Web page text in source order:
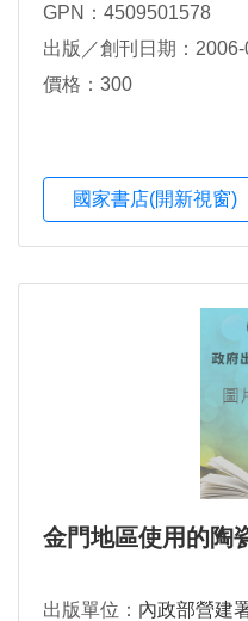
GPN：4509501578
出版／創刊日期：2006-
價格：300
國家書店(開新視窗)
金門地區使用的陶
出版單位： 內政部營建